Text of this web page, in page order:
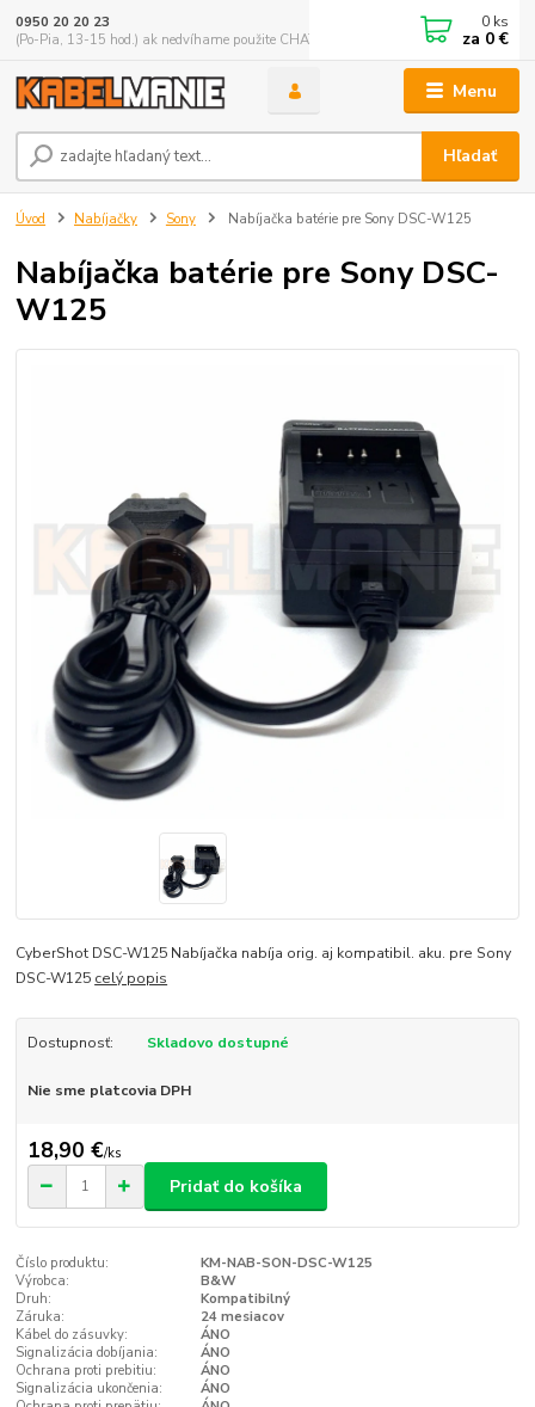
Menu
Hľadať
0950 20 20 23
(Po-Pia, 13-15 hod.) ak nedvíhame použite CHATBOX
0 ks
za 0 €
Úvod Nabíjačky Sony Nabíjačka batérie pre Sony DSC-W125
Nabíjačka batérie pre Sony DSC-
W125
CyberShot DSC-W125 Nabíjačka nabíja orig. aj kompatibil. aku. pre Sony
DSC-W125 celý popis
Dostupnosť: Skladovo dostupné
Nie sme platcovia DPH
18,90 €/ks
Pridať do košíka
Číslo produktu:
KM-NAB-SON-DSC-W125
Výrobca:
B&W
Druh:
Kompatibilný
Záruka:
24 mesiacov
Kábel do zásuvky:
ÁNO
Signalizácia dobíjania:
ÁNO
Ochrana proti prebitiu:
ÁNO
Signalizácia ukončenia:
ÁNO